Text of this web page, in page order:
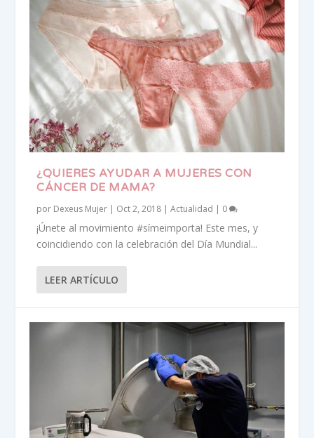
¿QUIERES AYUDAR A MUJERES CON
CÁNCER DE MAMA?
por Dexeus Mujer | Oct 2, 2018 |Actualidad | 0
¡Únete al movimiento #símeimporta! Este mes, y
coincidiendo con la celebración del Día Mundial...
LEER ARTÍCULO